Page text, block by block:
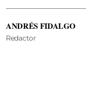
ANDRÉS FIDALGO
Redactor